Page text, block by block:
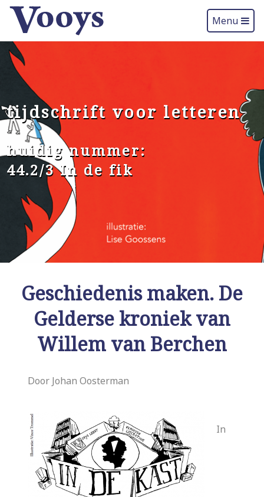
Menu
tijdschrift voor letteren
huidig nummer:
44.2/3 In de fik
Geschiedenis maken. De
Gelderse kroniek van
Willem van Berchen
Door Johan Oosterman
In